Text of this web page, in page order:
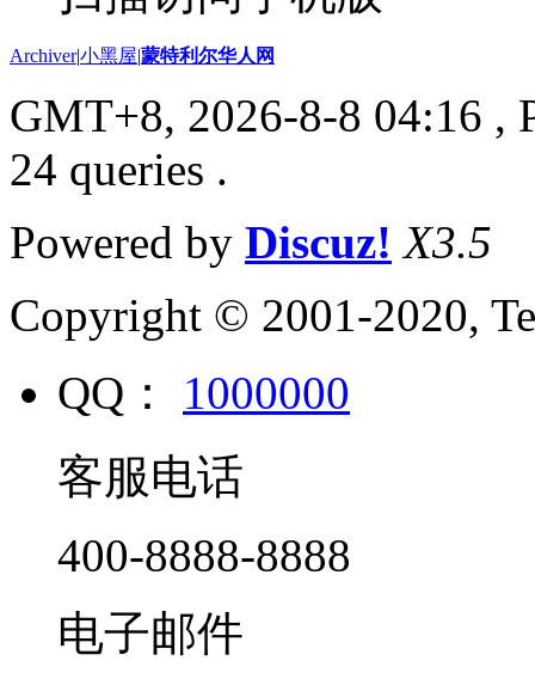
Archiver|小黑屋|蒙特利尔华人网
GMT+8, 2026-8-8 04:16 ,
24 queries .
Powered by Discuz! X3.5
Copyright © 2001-2020,
QQ： 1000000
客服电话
400-8888-8888
电子邮件